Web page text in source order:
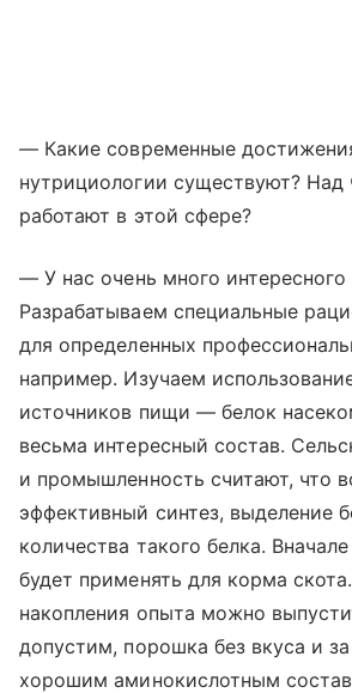
— Какие современные
нутрициологии существуют? Над
работают в этой сфере?
— У нас очень много интересного
Разрабатываем специальные
для определенных
например. Изучаем
источников пищи — белок
весьма интересный состав.
и промышленность считают, что
эффективный синтез, выделение
количества такого белка.
будет применять для корма
накопления опыта можно
допустим, порошка без вкуса и
хорошим аминокислотным